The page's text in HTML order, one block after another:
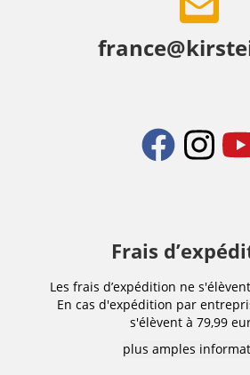
Frais
Les frais d’expédition ne
En cas d'expédition par
s'élèvent à 79,99
plus amples